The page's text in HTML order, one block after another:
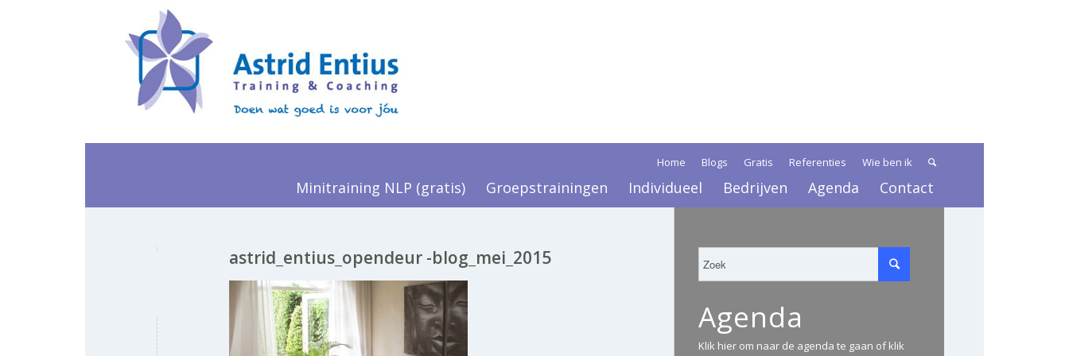
Home Blogs Gratis Referenties Wie ben ik
Minitraining NLP (gratis) Groepstrainingen Individueel Bedrijven Agenda Contact
astrid_entius_opendeur -blog_mei_2015
Agenda
Klik hier om naar de agenda te gaan of klik